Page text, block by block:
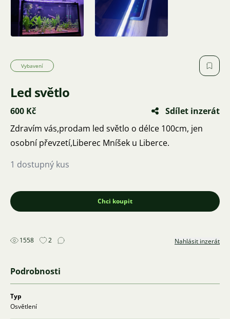
Vybavení
Led světlo
600 Kč
Sdílet inzerát
Zdravím vás,prodam led světlo o délce 100cm, jen
osobní převzetí,Liberec Mníšek u Liberce.
1 dostupný kus
Chci koupit
1558 2 Nahlásit inzerát
Podrobnosti
Typ
Osvětlení